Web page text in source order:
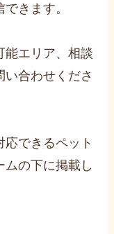
きます。
能エリア、相談
合わせくださ
できるペット
の下に掲載し